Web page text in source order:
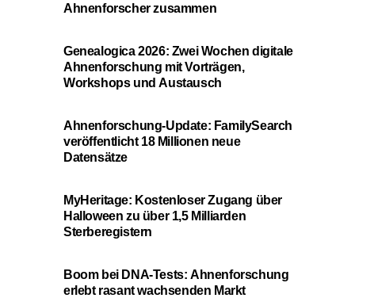
Ahnenforscher zusammen
Genealogica 2026: Zwei Wochen digitale
Ahnenforschung mit Vorträgen,
Workshops und Austausch
Ahnenforschung-Update: FamilySearch
veröffentlicht 18 Millionen neue
Datensätze
MyHeritage: Kostenloser Zugang über
Halloween zu über 1,5 Milliarden
Sterberegistern
Boom bei DNA-Tests: Ahnenforschung
erlebt rasant wachsenden Markt